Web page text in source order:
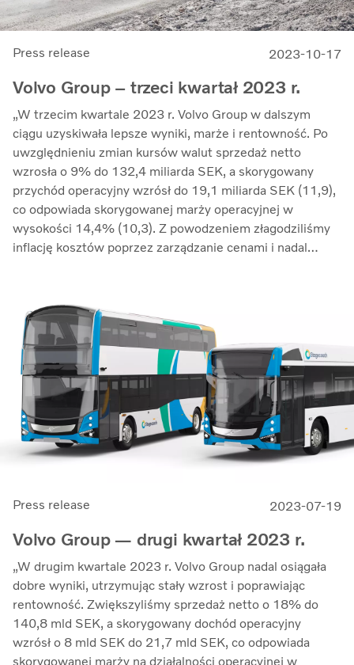
Press release 2023-10-17
Volvo Group – trzeci kwartał 2023 r.
„W trzecim kwartale 2023 r. Volvo Group w dalszym
ciągu uzyskiwała lepsze wyniki, marże i rentowność. Po
uwzględnieniu zmian kursów walut sprzedaż netto
wzrosła o 9% do 132,4 miliarda SEK, a skorygowany
przychód operacyjny wzrósł do 19,1 miliarda SEK (11,9),
co odpowiada skorygowanej marży operacyjnej w
wysokości 14,4% (10,3). Z powodzeniem złagodziliśmy
inflację kosztów poprzez zarządzanie cenami i nadal
(27,4)” – mówi Martin Lundstedt, prezes i dyrektor
generalny.
Press release 2023-07-19
Volvo Group — drugi kwartał 2023 r.
„W drugim kwartale 2023 r. Volvo Group nadal osiągała
dobre wyniki, utrzymując stały wzrost i poprawiając
rentowność. Zwiększyliśmy sprzedaż netto o 18% do
140,8 mld SEK, a skorygowany dochód operacyjny
wzrósł o 8 mld SEK do 21,7 mld SEK, co odpowiada
skorygowanej marży na działalności operacyjnej w